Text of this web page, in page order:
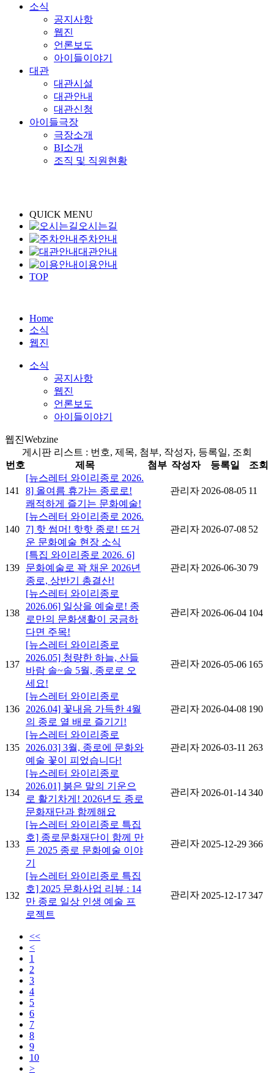
소식
공지사항
웹진
언론보도
아이들이야기
대관
대관시설
대관안내
대관신청
아이들극장
극장소개
BI소개
조직 및 직원현황
QUICK MENU
오시는길
주차안내
대관안내
이용안내
TOP
Home
소식
웹진
소식
공지사항
웹진
언론보도
아이들이야기
웹진Webzine
게시판 리스트 : 번호, 제목, 첨부, 작성자, 등록일, 조회
번호
제목 첨부 작성자 등록일 조회
141
[뉴스레터 와이리종로 2026.
8] 올여름 휴가는 종로로!
쾌적하게 즐기는 문화예술!
관리자 2026-08-05 11
140
[뉴스레터 와이리종로 2026.
7] 핫 썸머! 핫핫 종로! 뜨거
운 문화예술 현장 소식
관리자 2026-07-08 52
139
[특집 와이리종로 2026. 6]
문화예술로 꽉 채운 2026년
종로, 상반기 총결산!
관리자 2026-06-30 79
138
[뉴스레터 와이리종로
2026.06] 일상을 예술로! 종
로만의 문화생활이 궁금하
다면 주목!
관리자 2026-06-04 104
137
[뉴스레터 와이리종로
2026.05] 청량한 하늘, 산들
바람 솔~솔 5월, 종로로 오
세요!
관리자 2026-05-06 165
136
[뉴스레터 와이리종로
2026.04] 꽃내음 가득한 4월
의 종로 열 배로 즐기기!
관리자 2026-04-08 190
135
[뉴스레터 와이리종로
2026.03] 3월, 종로에 문화와
예술 꽃이 피었습니다!
관리자 2026-03-11 263
134
[뉴스레터 와이리종로
2026.01] 붉은 말의 기운으
로 활기차게! 2026년도 종로
문화재단과 함께해요
관리자 2026-01-14340
133
[뉴스레터 와이리종로 특집
호] 종로문화재단이 함께 만
든 2025 종로 문화예술 이야
기
관리자 2025-12-29366
132
[뉴스레터 와이리종로 특집
호] 2025 문화사업 리뷰 : 14
만 종로 일상 인생 예술 프
로젝트
관리자 2025-12-17347
<<
<
1
2
3
4
5
6
7
8
9
10
>